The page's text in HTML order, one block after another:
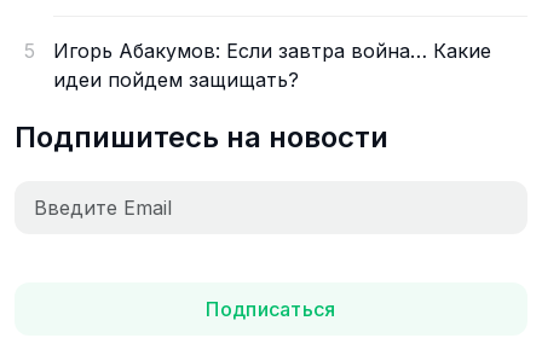
5
Игорь Абакумов: Если завтра война… Какие
идеи пойдем защищать?
Подпишитесь на новости
Подписаться